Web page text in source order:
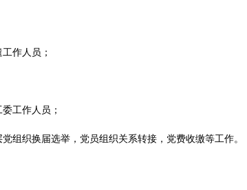
作人员；
工作人员；
组织换届选举，党员组织关系转接，党费收缴等工作。